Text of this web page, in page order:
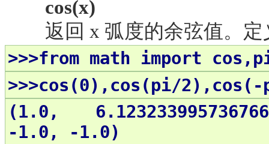
cos(x)
返回 x 弧度的余弦值。
>>>from math import
>>>cos(0),cos(pi/
(1.0,
-1.0, -1.0)